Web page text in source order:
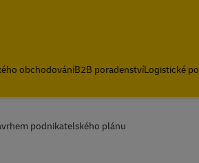
obchodováníB2B poradenstvíLogistické
podnikatelského plánu